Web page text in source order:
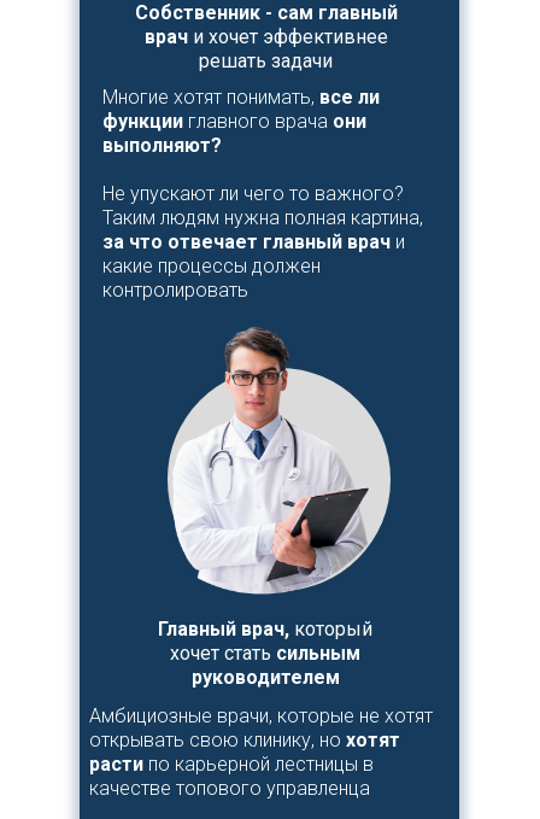
Собственник - сам главный
врач и хочет эффективнее
решать задачи
Главный врач, который
хочет стать сильным
руководителем
Многие хотят понимать, все ли
функции главного врача они
выполняют?
Не упускают ли чего то важного?
Таким людям нужна полная картина,
за что отвечает главный врач и
какие процессы должен
контролировать
Амбициозные врачи, которые не хотят
открывать свою клинику, но хотят
расти по карьерной лестницы в
качестве топового управленца